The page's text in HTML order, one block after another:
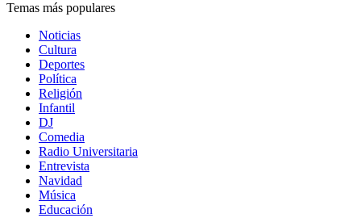
Temas más populares
Noticias
Cultura
Deportes
Política
Religión
Infantil
DJ
Comedia
Radio Universitaria
Entrevista
Navidad
Música
Educación